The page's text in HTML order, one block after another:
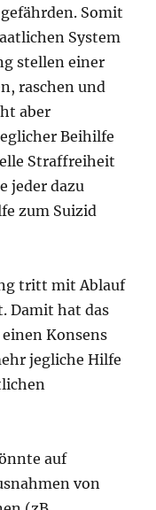
Somit
System
stellen einer
raschen und
aber
Beihilfe
Straffreiheit
jeder dazu
zum Suizid
tritt mit Ablauf
Damit hat das
Konsens
jegliche Hilfe
auf
von